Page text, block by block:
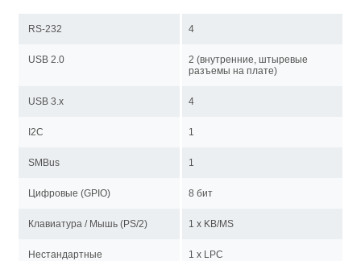
RS-232 4
USB 2.0
2 (внутренние, штыревые
разъемы на плате)
USB 3.x 4
I2C 1
SMBus 1
Цифровые (GPIO) 8 бит
Клавиатура / Мышь (PS/2) 1 x KB/MS
Нестандартные 1 х LPC